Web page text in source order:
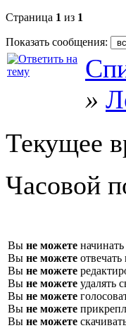
Страница 1 из 1
Показать сообщения:
»
Текущее
Часовой
Вы не можете
Вы не можете
Вы не можете
Вы не можете удалять
Вы не можете
Вы не можете
Вы не можете